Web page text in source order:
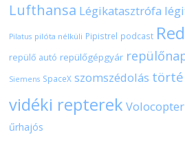
Lufthansa Légikatasztrófa
Pilatus pilóta nélküli Pipistrel podcast
repülő autó repülőgépgyár
Siemens SpaceX szomszédolás
vidéki repterek Volocopter
űrhajós